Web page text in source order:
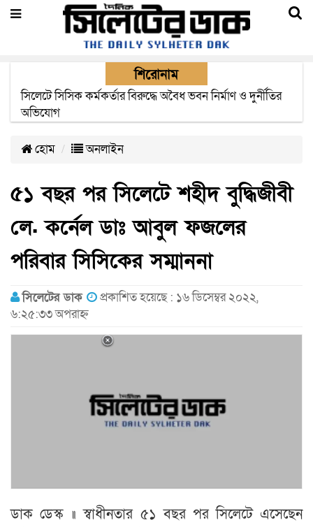
শিরোনাম
২২ ঘণ্টা পর ত্রুটি সেরে জেদ্দার উদ্দেশ্যে ছাড়লো বিমানের ফ্লাইট
হোম অনলাইন
৫১ বছর পর সিলেটে শহীদ বুদ্ধিজীবী
লে. কর্নেল ডাঃ আবুল ফজলের
পরিবার সিসিকের সম্মাননা
সিলেটের ডাক
প্রকাশিত হয়েছে : ১৬ ডিসেম্বর ২০২২,
৬:২৫:৩৩ অপরাহ্ন
ডাক ডেস্ক ॥ স্বাধীনতার ৫১ বছর পর সিলেটে এসেছেন